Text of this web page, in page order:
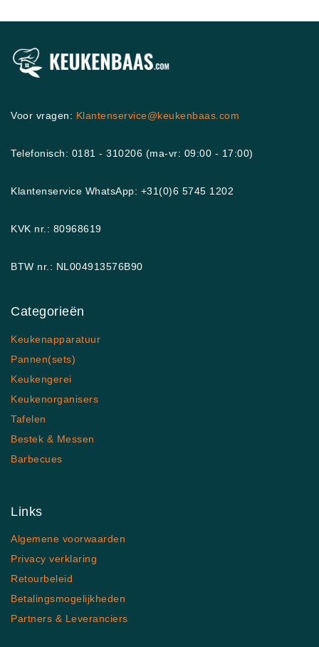
Voor vragen: Klantenservice@keukenbaas.com
Telefonisch: 0181 - 310206 (ma-vr: 09:00 - 17:00)
Klantenservice WhatsApp: +31(0)6 5745 1202
KVK nr.: 80968619
BTW nr.: NL004913576B90
Categorieën
Keukenapparatuur
Pannen(sets)
Keukengerei
Keukenorganisers
Tafelen
Bestek & Messen
Barbecues
Links
Algemene voorwaarden
Privacy verklaring
Retourbeleid
Betalingsmogelijkheden
Partners & Leveranciers